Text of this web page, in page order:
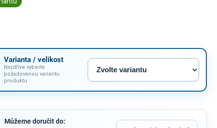
Varianta / velikost
Nejdříve vyberte
požadovanou variantu
produktu
Můžeme doručit do: